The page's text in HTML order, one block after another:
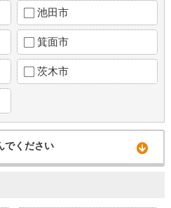
池田市
箕面市
茨木市
でください